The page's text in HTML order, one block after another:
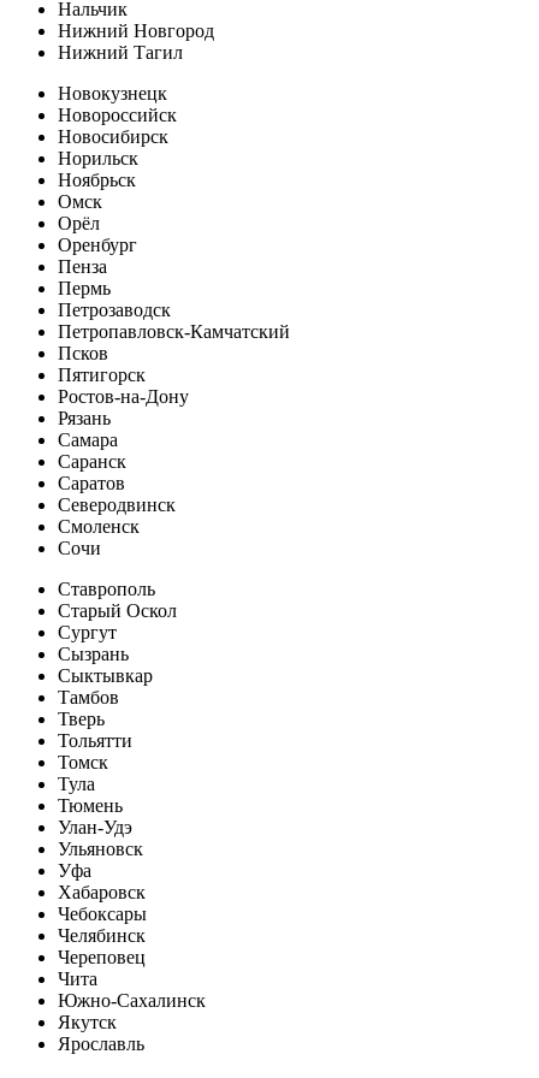
Нальчик
Нижний Новгород
Нижний Тагил
Новокузнецк
Новороссийск
Новосибирск
Норильск
Ноябрьск
Омск
Орёл
Оренбург
Пенза
Пермь
Петрозаводск
Петропавловск-Камчатский
Псков
Пятигорск
Ростов-на-Дону
Рязань
Самара
Саранск
Саратов
Северодвинск
Смоленск
Сочи
Ставрополь
Старый Оскол
Сургут
Сызрань
Сыктывкар
Тамбов
Тверь
Тольятти
Томск
Тула
Тюмень
Улан-Удэ
Ульяновск
Уфа
Хабаровск
Чебоксары
Челябинск
Череповец
Чита
Южно-Сахалинск
Якутск
Ярославль